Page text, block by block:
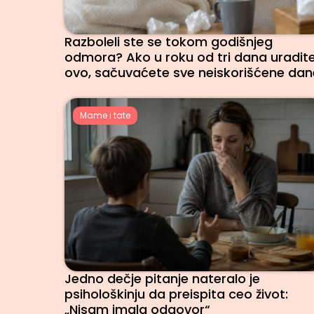
Razboleli ste se tokom godišnjeg
odmora? Ako u roku od tri dana
ovo, sačuvaćete sve neiskorišćene
Mame i tate
Jedno dečje pitanje nateralo je
psihološkinju da preispita ceo život:
„Nisam imala odgovor“